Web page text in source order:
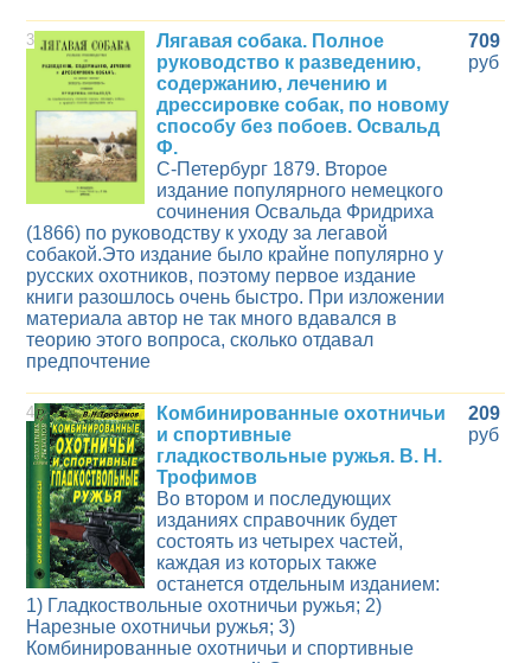
3
Лягавая собака. Полное
руководство к разведению,
содержанию, лечению и
дрессировке собак, по новому
способу без побоев. Освальд
Ф.
С-Петербург 1879. Второе
издание популярного немецкого
сочинения Освальда Фридриха
(1866) по руководству к уходу за легавой
собакой.Это издание было крайне популярно у
русских охотников, поэтому первое издание
книги разошлось очень быстро. При изложении
материала автор не так много вдавался в
теорию этого вопроса, сколько отдавал
предпочтение
709
руб
4
Комбинированные охотничьи
и спортивные
гладкоствольные ружья. В. Н.
Трофимов
Во втором и последующих
изданиях справочник будет
состоять из четырех частей,
каждая из которых также
останется отдельным изданием:
1) Гладкоствольные охотничьи ружья; 2)
Нарезные охотничьи ружья; 3)
Комбинированные охотничьи и спортивные
209
руб